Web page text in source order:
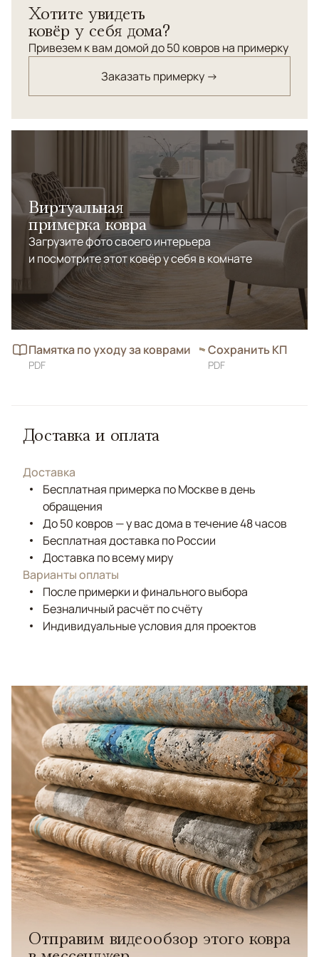
рисунка.
Хотите увидеть
ковёр у себя дома?
Привезем к вам домой до 50 ковров на примерку
Заказать примерку →
Виртуальная
примерка ковра
Загрузите фото своего интерьера
и посмотрите этот ковёр у себя в комнате
Памятка по уходу за коврами
PDF
Сохранить КП
PDF
Доставка и оплата
Доставка
Бесплатная примерка по Москве в день
обращения
До 50 ковров — у вас дома в течение 48 часов
Бесплатная доставка по России
Доставка по всему миру
Варианты оплаты
После примерки и финального выбора
Безналичный расчёт по счёту
Индивидуальные условия для проектов
Отправим видеообзор этого ковра